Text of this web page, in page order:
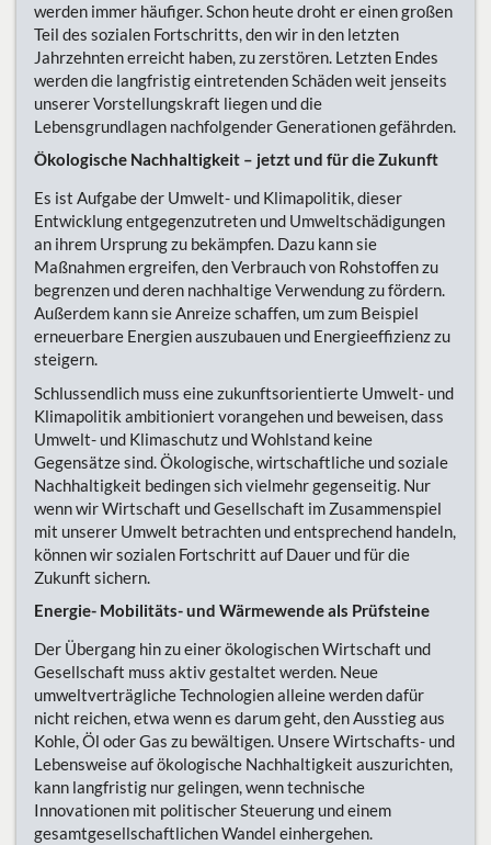
werden immer häufiger. Schon heute droht er einen großen
Teil des sozialen Fortschritts, den wir in den letzten
Jahrzehnten erreicht haben, zu zerstören. Letzten Endes
werden die langfristig eintretenden Schäden weit jenseits
unserer Vorstellungskraft liegen und die
Lebensgrundlagen nachfolgender Generationen gefährden.
Ökologische Nachhaltigkeit – jetzt und für die Zukunft
Es ist Aufgabe der Umwelt- und Klimapolitik, dieser
Entwicklung entgegenzutreten und Umweltschädigungen
an ihrem Ursprung zu bekämpfen. Dazu kann sie
Maßnahmen ergreifen, den Verbrauch von Rohstoffen zu
begrenzen und deren nachhaltige Verwendung zu fördern.
Außerdem kann sie Anreize schaffen, um zum Beispiel
erneuerbare Energien auszubauen und Energieeffizienz zu
steigern.
Schlussendlich muss eine zukunftsorientierte Umwelt- und
Klimapolitik ambitioniert vorangehen und beweisen, dass
Umwelt- und Klimaschutz und Wohlstand keine
Gegensätze sind. Ökologische, wirtschaftliche und soziale
Nachhaltigkeit bedingen sich vielmehr gegenseitig. Nur
wenn wir Wirtschaft und Gesellschaft im Zusammenspiel
mit unserer Umwelt betrachten und entsprechend handeln,
können wir sozialen Fortschritt auf Dauer und für die
Zukunft sichern.
Energie- Mobilitäts- und Wärmewende als Prüfsteine
Der Übergang hin zu einer ökologischen Wirtschaft und
Gesellschaft muss aktiv gestaltet werden. Neue
umweltverträgliche Technologien alleine werden dafür
nicht reichen, etwa wenn es darum geht, den Ausstieg aus
Kohle, Öl oder Gas zu bewältigen. Unsere Wirtschafts- und
Lebensweise auf ökologische Nachhaltigkeit auszurichten,
kann langfristig nur gelingen, wenn technische
Innovationen mit politischer Steuerung und einem
gesamtgesellschaftlichen Wandel einhergehen.